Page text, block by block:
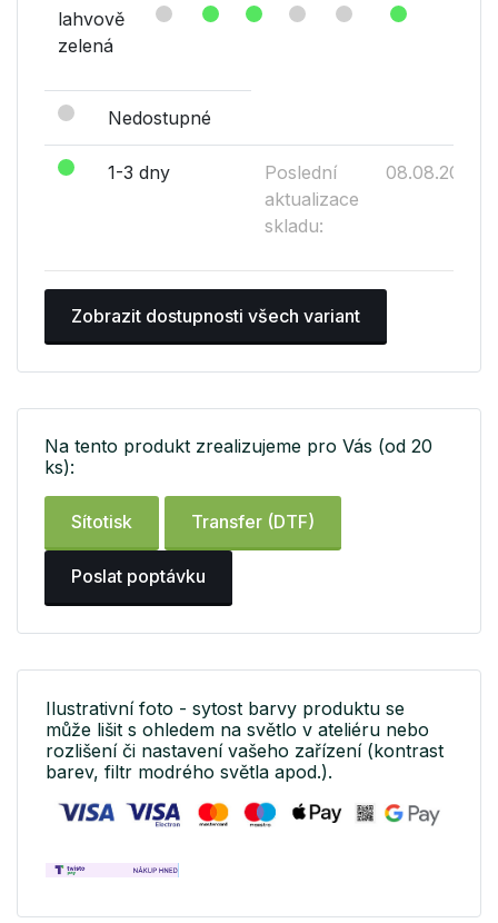
lahvově
zelená
Nedostupné
1-3 dny
Poslední
aktualizace
skladu:
08.08.2026
Zobrazit dostupnosti všech variant
Na tento produkt zrealizujeme pro Vás (od 20
ks):
Sítotisk Transfer (DTF)
Poslat poptávku
Ilustrativní foto - sytost barvy produktu se
může lišit s ohledem na světlo v ateliéru nebo
rozlišení či nastavení vašeho zařízení (kontrast
barev, filtr modrého světla apod.).